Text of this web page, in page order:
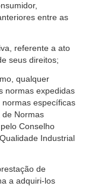
entre as
referente a ato
seus direitos;
qualquer
normas expedidas
específicas
de Normas
Conselho
Industrial
de
a adquiri-los